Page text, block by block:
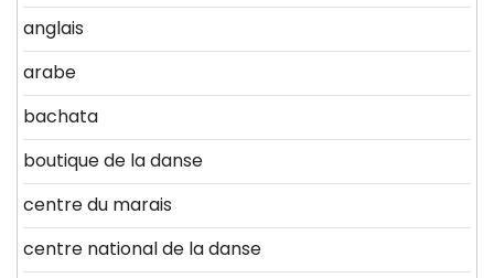
anglais
arabe
bachata
boutique de la danse
centre du marais
centre national de la danse